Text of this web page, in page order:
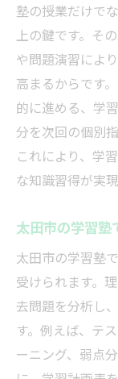
塾の授業だけで
上の鍵です。そ
や問題演習によ
高まるからです
的に進める、学
分を次回の個別
これにより、学
な知識習得が実現
太田市の学習塾
太田市の学習塾
受けられます。
去問題を分析し
す。例えば、テ
ーニング、弱点